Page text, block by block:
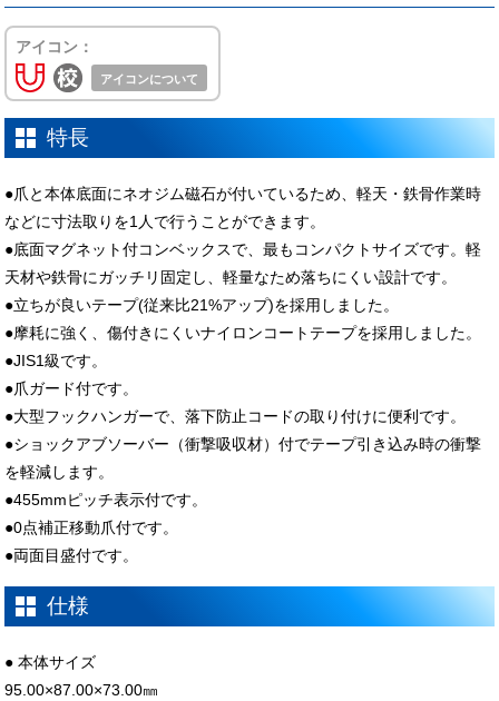
アイコン：
アイコンについて
特長
●爪と本体底面にネオジム磁石が付いているため、軽天・鉄骨作業時
などに寸法取りを1人で行うことができます。
●底面マグネット付コンベックスで、最もコンパクトサイズです。軽
天材や鉄骨にガッチリ固定し、軽量なため落ちにくい設計です。
●立ちが良いテープ(従来比21%アップ)を採用しました。
●摩耗に強く、傷付きにくいナイロンコートテープを採用しました。
●JIS1級です。
●爪ガード付です。
●大型フックハンガーで、落下防止コードの取り付けに便利です。
●ショックアブソーバー（衝撃吸収材）付でテープ引き込み時の衝撃
を軽減します。
●455mmピッチ表示付です。
●0点補正移動爪付です。
●両面目盛付です。
仕様
● 本体サイズ
95.00×87.00×73.00㎜